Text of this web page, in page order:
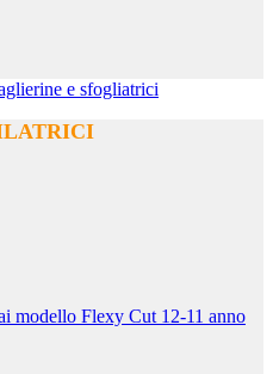
e sfogliatrici
modello Flexy Cut 12-11 anno